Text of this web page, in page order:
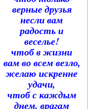
верные друзья
несли вам
радость и
веселье!
чтоб в жизни
вам во всем везло,
желаю искренне
удачи,
чтоб с каждым
днем, врагам